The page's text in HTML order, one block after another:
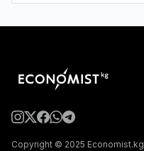
Copyright © 2025 Economist.kg